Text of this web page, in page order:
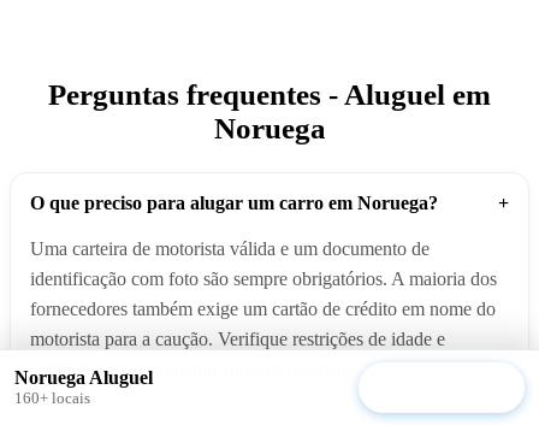
Perguntas frequentes - Aluguel em
Noruega
O que preciso para alugar um carro em Noruega? +
Uma carteira de motorista válida e um documento de
identificação com foto são sempre obrigatórios. A maioria dos
fornecedores também exige um cartão de crédito em nome do
motorista para a caução. Verifique restrições de idade e
condições de pagamento antes de reservar.
Noruega Aluguel
160+ locais